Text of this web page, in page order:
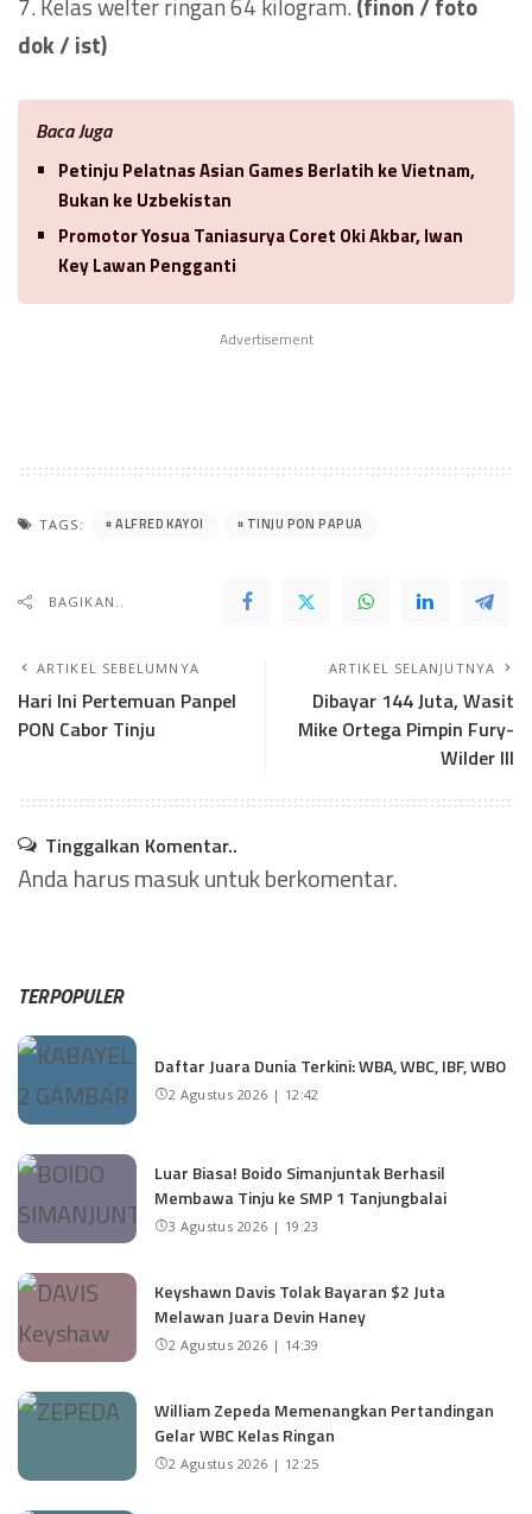
dok / ist)
Baca Juga
Petinju Pelatnas Asian Games Berlatih ke Vietnam,
Bukan ke Uzbekistan
Promotor Yosua Taniasurya Coret Oki Akbar, Iwan
Key Lawan Pengganti
Advertisement
TAGS: ALFRED KAYOI TINJU PON PAPUA
BAGIKAN..
ARTIKEL SEBELUMNYA
Hari Ini Pertemuan Panpel
PON Cabor Tinju
ARTIKEL SELANJUTNYA
Dibayar 144 Juta, Wasit
Mike Ortega Pimpin Fury-
Wilder III
Tinggalkan Komentar..
Anda harusmasukuntuk berkomentar.
TERPOPULER
Daftar Juara Dunia Terkini: WBA, WBC, IBF, WBO
2 Agustus 2026 | 12:42
Luar Biasa! Boido Simanjuntak Berhasil
Membawa Tinju ke SMP 1 Tanjungbalai
3 Agustus 2026 | 19:23
Keyshawn Davis Tolak Bayaran $2 Juta
Melawan Juara Devin Haney
2 Agustus 2026 | 14:39
William Zepeda Memenangkan Pertandingan
Gelar WBC Kelas Ringan
2 Agustus 2026 | 12:25